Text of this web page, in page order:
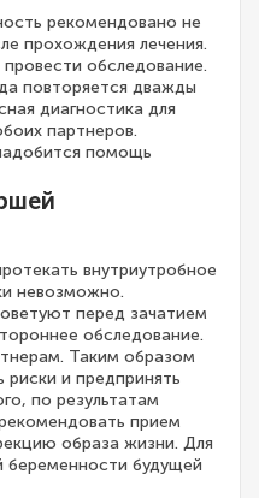
рекомендовано не
прохождения лечения.
обследование.
повторяется дважды
диагностика для
партнеров.
помощь
внутриутробное
невозможно.
перед зачатием
обследование.
Таким образом
и предпринять
по результатам
прием
образа жизни. Для
беременности будущей